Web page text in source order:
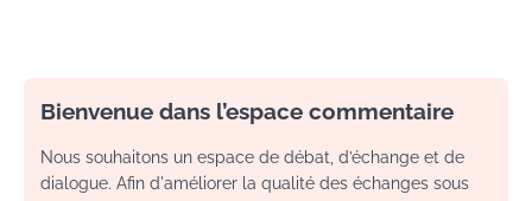
Bienvenue dans l’espace commentaire
Nous souhaitons un espace de débat, d’échange et de
dialogue. Afin d'améliorer la qualité des échanges sous